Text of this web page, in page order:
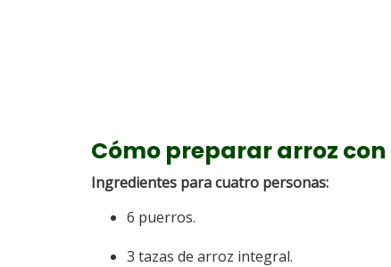
Cómo preparar arroz
Ingredientes para cuatro personas:
6 puerros.
3 tazas de arroz integral.